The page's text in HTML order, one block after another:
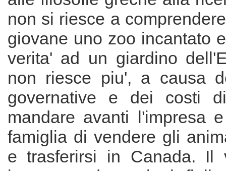
non si riesce a
giovane uno zoo incantato
verita' ad un giardino
non riesce piu', a causa
governative e dei costi
mandare avanti l'impresa
famiglia di vendere gli
e trasferirsi in Canada. Il